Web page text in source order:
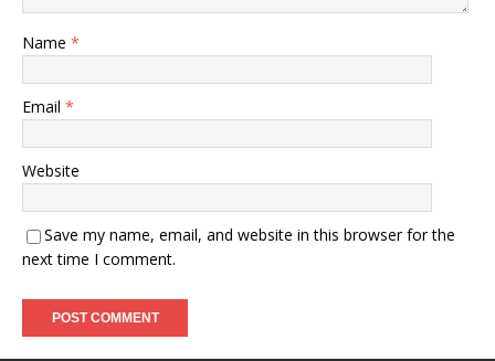
Name *
Email *
Website
Save my name, email, and website in this browser for the
next time I comment.